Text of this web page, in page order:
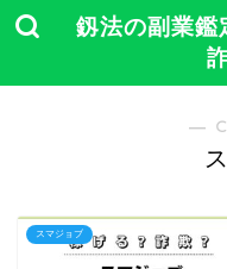
釼法の副業鑑
―
スマジョブ